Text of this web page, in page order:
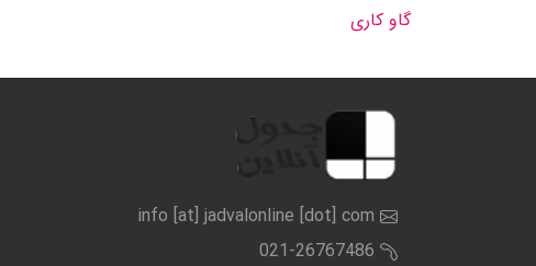
گاو کاری
info [at] jadvalonline [dot] com
021-26767486